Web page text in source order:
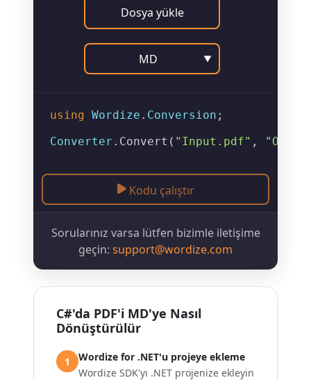
Dosya yükle
MD ▼
using Wordize . Conversion ;
Converter . Convert ( "Input.pdf" ,
Kodu çalıştır
Sorularınız varsa lütfen bizimle iletişime
geçin: support@wordize.com
C#'da PDF'i MD'ye Nasıl
Dönüştürülür
1
Wordize for .NET'u projeye ekleme
Wordize SDK'yı .NET projenize ekleyin